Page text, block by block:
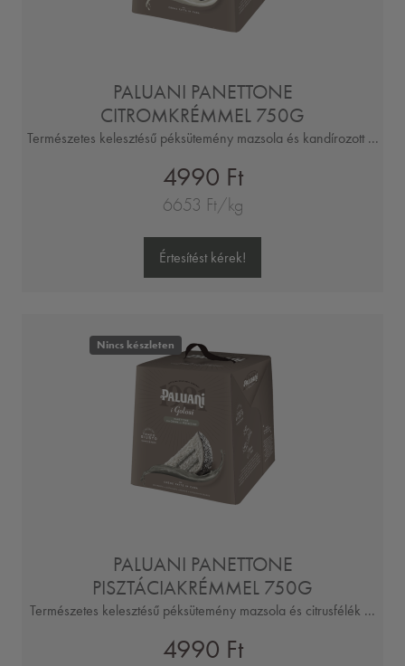
PALUANI PANETTONE
CITROMKRÉMMEL 750G
Természetes kelesztésű péksütemény mazsola és kandírozott ...
4990 Ft
6653 Ft/kg
Értesítést kérek!
Nincs készleten
PALUANI PANETTONE
PISZTÁCIAKRÉMMEL 750G
Természetes kelesztésű péksütemény mazsola és citrusfélék ...
4990 Ft